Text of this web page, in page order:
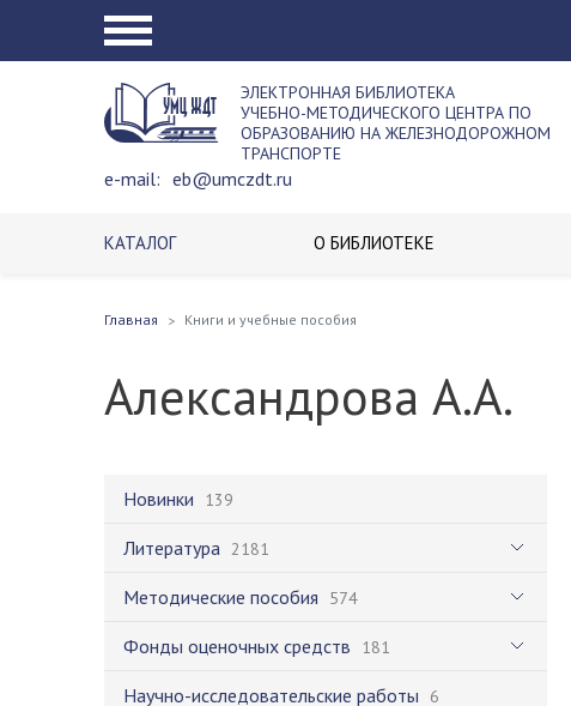
ЭЛЕКТРОННАЯ БИБЛИОТЕКА
УЧЕБНО-МЕТОДИЧЕСКОГО ЦЕНТРА ПО
ОБРАЗОВАНИЮ НА ЖЕЛЕЗНОДОРОЖНОМ
ТРАНСПОРТЕ
e-mail: eb@umczdt.ru
КАТАЛОГ О БИБЛИОТЕКЕ
Главная Книги и учебные пособия
Александрова А.А.
Новинки 139
Литература 2181
Методические пособия 574
Фонды оценочных средств 181
Научно-исследовательские работы 6